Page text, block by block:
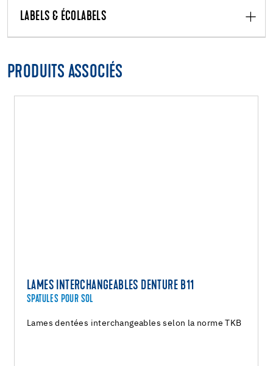
LABELS & ÉCOLABELS
PRODUITS ASSOCIÉS
LAMES INTERCHANGEABLES DENTURE B11
SPATULES POUR SOL
Lames dentées interchangeables selon la norme TKB